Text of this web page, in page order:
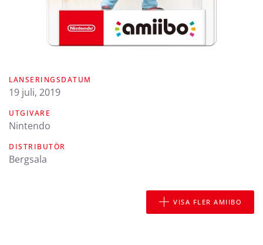
LANSERINGSDATUM
19 juli, 2019
UTGIVARE
Nintendo
DISTRIBUTÖR
Bergsala
VISA FLER AMIIBO